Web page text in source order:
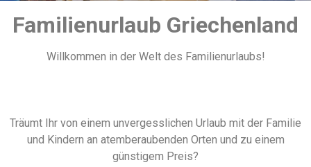
Familienurlaub Griechenland
Willkommen in der Welt des Familienurlaubs!
Träumt Ihr von einem unvergesslichen Urlaub mit der Familie
und Kindern an atemberaubenden Orten und zu einem
günstigem Preis?